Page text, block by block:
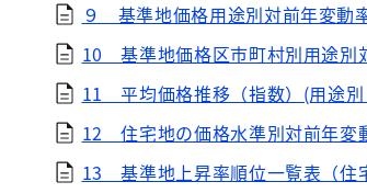
９ 基準地価格用途別対前年変動
10 基準地価格区市町村別用途別
11 平均価格推移（指数）(用途別
12 住宅地の価格水準別対前年変
13 基準地上昇率順位一覧表（住